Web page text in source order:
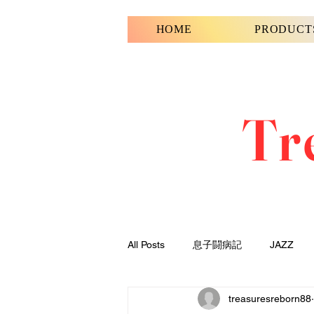
HOME
All Posts 息子闘病記 JAZZ
treasuresreborn88